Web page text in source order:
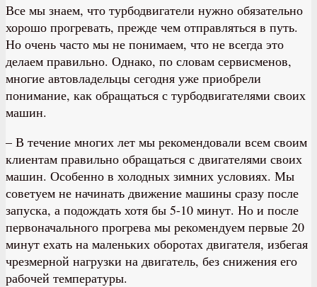
Все мы знаем, что турбодвигатели нужно обязательно
хорошо прогревать, прежде чем отправляться в путь.
Но очень часто мы не понимаем, что не всегда это
делаем правильно. Однако, по словам сервисменов,
многие автовладельцы сегодня уже приобрели
понимание, как обращаться с турбодвигателями своих
машин.
– В течение многих лет мы рекомендовали всем своим
клиентам правильно обращаться с двигателями своих
машин. Особенно в холодных зимних условиях. Мы
советуем не начинать движение машины сразу после
запуска, а подождать хотя бы 5-10 минут. Но и после
первоначального прогрева мы рекомендуем первые 20
минут ехать на маленьких оборотах двигателя, избегая
чрезмерной нагрузки на двигатель, без снижения его
рабочей температуры.